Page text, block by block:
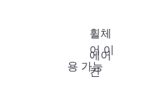
휠체
어 이
용 가능
에어
컨